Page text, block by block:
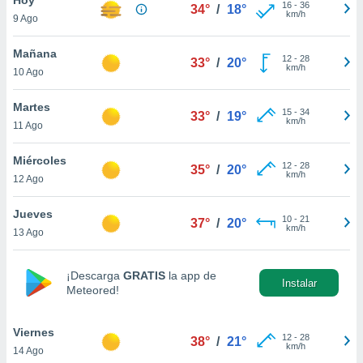
y
en
más
de
cookies
aceptar
9 Ago
34° / 18° 16- 36
km/h
Mañana
10 Ago
33° / 20° 12- 28
km/h
Martes
11 Ago
33° / 19° 15- 34
km/h
Miércoles
12 Ago
35° / 20° 12- 28
km/h
Jueves
13 Ago
37° / 20° 10- 21
km/h
¡Descarga GRATIS la app de
Meteored!
Instalar
Viernes
14 Ago
38° / 21° 12- 28
km/h